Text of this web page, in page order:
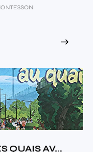
QUAIS AV...